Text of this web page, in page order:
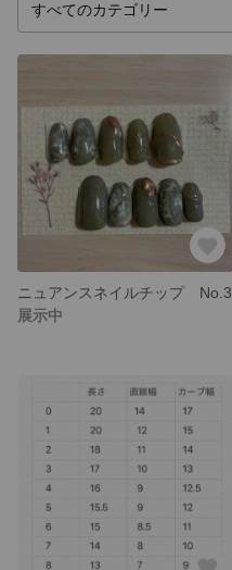
ニュアンスネイルチップ No.3
展示中